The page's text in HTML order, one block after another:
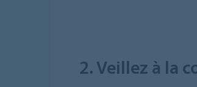
2. Veillez à la